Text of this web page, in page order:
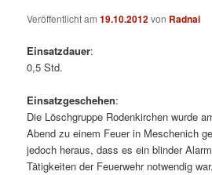
Veröffentlicht am19.10.2012von Radnai
Einsatzdauer:
0,5 Std.
Einsatzgeschehen:
Die Löschgruppe Rodenkirchen wurde
Abend zu einem Feuer in Meschenich
jedoch heraus, dass es ein blinder
Tätigkeiten der Feuerwehr notwendig war.